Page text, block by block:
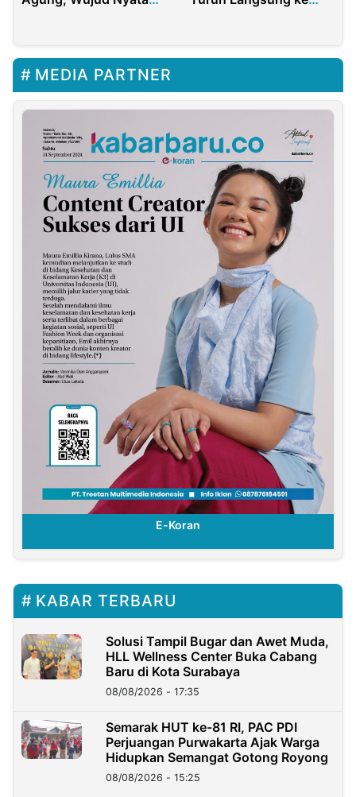
MEDIA PARTNER
E-Koran
KABAR TERBARU
Solusi Tampil Bugar dan Awet Muda,
HLL Wellness Center Buka Cabang
Baru di Kota Surabaya
08/08/2026 - 17:35
Semarak HUT ke-81 RI, PAC PDI
Perjuangan Purwakarta Ajak Warga
Hidupkan Semangat Gotong Royong
08/08/2026 - 15:25